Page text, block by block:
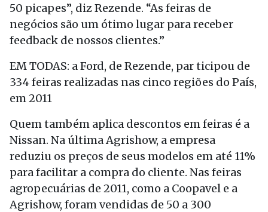
50 picapes”, diz Rezende. “As feiras de
negócios são um ótimo lugar para receber
feedback de nossos clientes.”
EM TODAS: a Ford, de Rezende, par ticipou de
334 feiras realizadas nas cinco regiões do País,
em 2011
Quem também aplica descontos em feiras é a
Nissan. Na última Agrishow, a empresa
reduziu os preços de seus modelos em até 11%
para facilitar a compra do cliente. Nas feiras
agropecuárias de 2011, como a Coopavel e a
Agrishow, foram vendidas de 50 a 300